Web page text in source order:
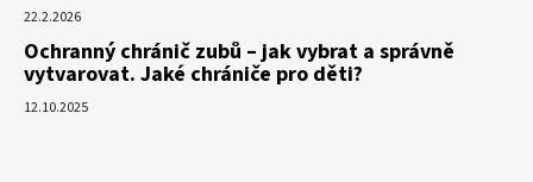
22.2.2026
Ochranný chránič zubů – jak vybrat a správně
vytvarovat. Jaké chrániče pro děti?
12.10.2025